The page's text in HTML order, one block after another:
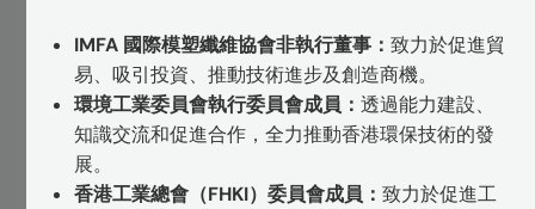
IMFA 國際模塑纖維協會非執行董事：致力於促進貿
易、吸引投資、推動技術進步及創造商機。
環境工業委員會執行委員會成員：透過能力建設、
知識交流和促進合作，全力推動香港環保技術的發
展。
香港工業總會（FHKI）委員會成員：致力於促進工